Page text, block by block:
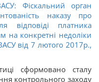
Фіскальний орган
наказу про
відповіді платника
на конкретні недоліки
від 7 лютого 2017р.,
сформовано сталу
контрольного заходу